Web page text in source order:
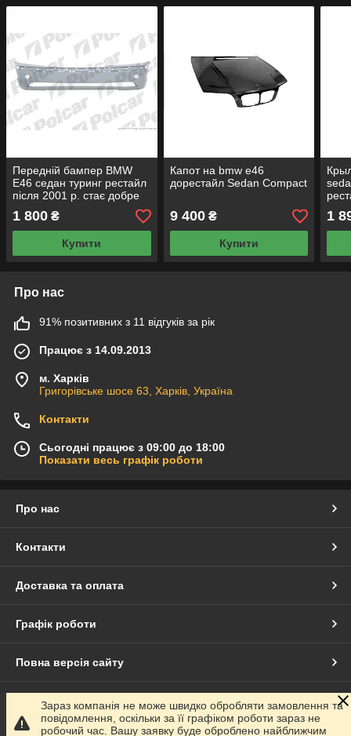
Передній бампер BMW
E46 седан туринг рестайл
після 2001 р. стає добре
1 800 ₴
Купити
Капот на bmw e46
дорестайл Sedan Compact
9 400₴
Купити
1
Про нас
91% позитивних з 11 відгуків за рік
Працює з 14.09.2013
м. Харків
Григорівське шосе 63, Харків, Україна
Контакти
Сьогодні працює з 09:00 до 18:00
Показати весь графік роботи
Про нас
Контакти
Доставка та оплата
Графік роботи
Повна версія сайту
Сайт створено на маркетплейсіProm.ua
Зараз компанія не може швидко обробляти замовлення та
повідомлення, оскільки за її графіком роботи зараз не
робочий час. Вашу заявку буде оброблено найближчим